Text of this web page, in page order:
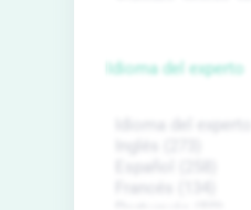
Idioma del experto